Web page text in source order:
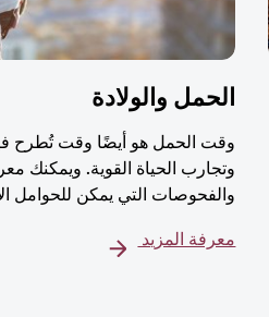
الحمل والولادة
وقت الحمل هو أيضًا وقت تُطرح
وتجارب الحياة القوية. ويمكنك
والفحوصات التي يمكن للحوامل
معرفة المزيد